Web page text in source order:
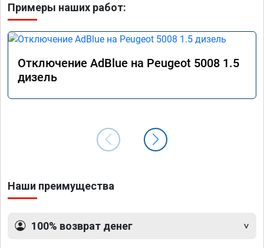
Примеры наших работ:
Отключение AdBlue на Peugeot 5008 1.5
дизель
Наши преимущества
100% возврат денег